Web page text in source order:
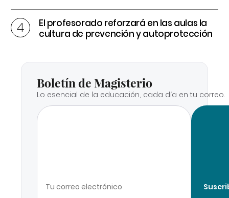
El profesorado reforzará en las aulas la
cultura de prevención y autoprotección
Boletín de Magisterio
Lo esencial de la educación, cada día en tu correo.